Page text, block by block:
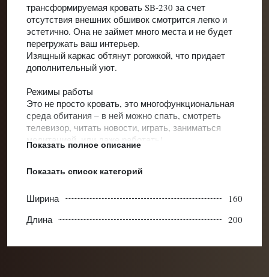
трансформируемая кровать SB-230 за счет
отсутствия внешних обшивок смотрится легко и
эстетично. Она не займет много места и не будет
перегружать ваш интерьер.
Изящный каркас обтянут рогожкой, что придает
дополнительный уют.
Режимы работы
Это не просто кровать, это многофункциональная
среда обитания – в ней можно спать, смотреть
телевизор, читать новости, играть, заниматься
медитацией, или даже работать!
Для вашего удобства, заранее запрограммировано
перепрограммировать по своим предпочтениям.
Ножная часть 0°-40°
верхняя часть спинки, облегчая дыхание во время
В режиме «Просмотр ТВ» — спинка поднимается
Показать полное описание
Категории:Распродажа
Показать список категорий
Ширина
160
Длина
200